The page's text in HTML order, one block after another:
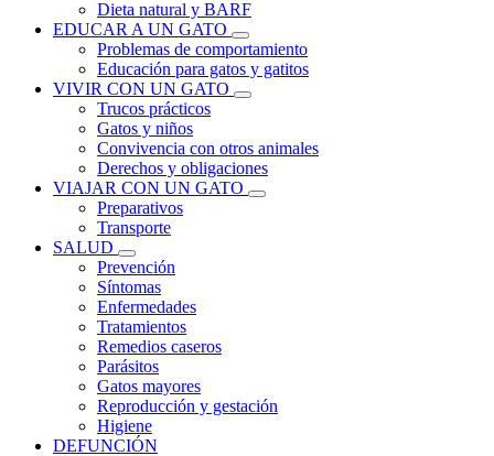
Dieta natural y BARF
EDUCAR A UN GATO
Problemas de comportamiento
Educación para gatos y gatitos
VIVIR CON UN GATO
Trucos prácticos
Gatos y niños
Convivencia con otros animales
Derechos y obligaciones
VIAJAR CON UN GATO
Preparativos
Transporte
SALUD
Prevención
Síntomas
Enfermedades
Tratamientos
Remedios caseros
Parásitos
Gatos mayores
Reproducción y gestación
Higiene
DEFUNCIÓN